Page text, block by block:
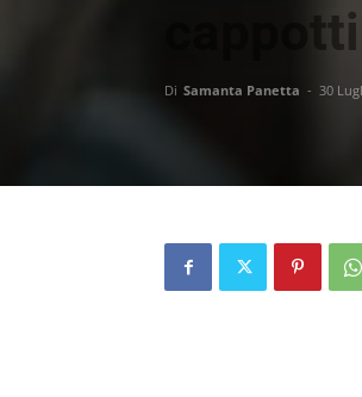
Di Samanta Panetta - 30